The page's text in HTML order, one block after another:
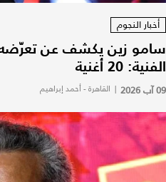
أخبار النجوم
سامو زين يكشف عن
الفنية: 20 أغنية
09 آب 2026 | القاهرة - أحمد إبراهيم